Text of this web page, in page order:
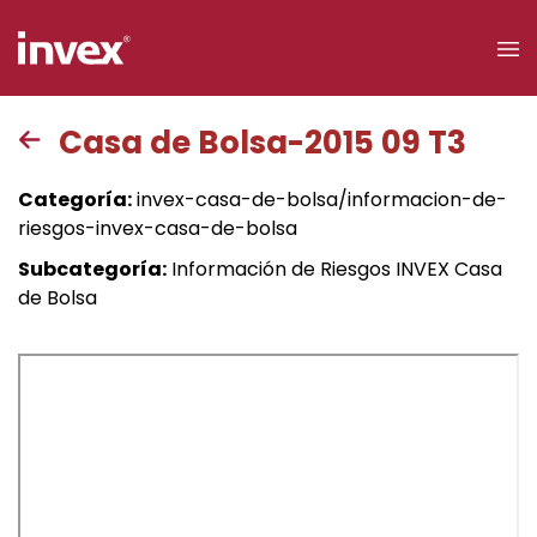
Acceso a
clientes
Buscar
Casa de Bolsa-2015 09 T3
Categoría:invex-casa-de-bolsa/informacion-de-
riesgos-invex-casa-de-bolsa
Subcategoría: Información de Riesgos INVEX Casa
de Bolsa